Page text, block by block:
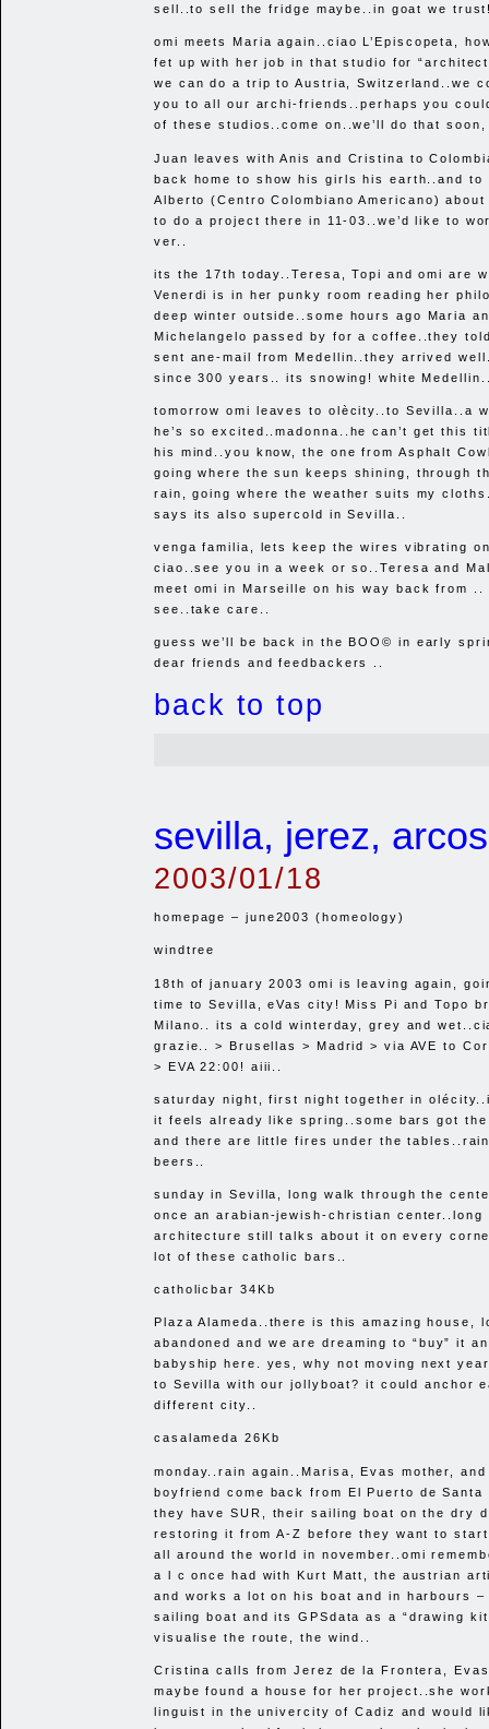
sell..to sell the fridge maybe..in goat we
omi meets Maria again..ciao L’Episcopeta,
fet up with her job in that studio for
we can do a trip to Austria, Switzerland..we
you to all our archi-friends..perhaps you
of these studios..come on..we’ll do that
Juan leaves with Anis and Cristina to
back home to show his girls his earth..and to
Alberto (Centro Colombiano Americano)
to do a project there in 11-03..we’d like to
ver..
its the 17th today..Teresa, Topi and omi are
Venerdi is in her punky room reading her
deep winter outside..some hours ago Maria
Michelangelo passed by for a coffee..they
sent ane-mail from Medellin..they arrived
since 300 years.. its snowing! white
tomorrow omi leaves to olècity..to Sevilla..a
he’s so excited..madonna..he can’t get this
his mind..you know, the one from Asphalt
going where the sun keeps shining, through
rain, going where the weather suits my
says its also supercold in Sevilla..
venga familia, lets keep the wires vibrating
ciao..see you in a week or so..Teresa and
meet omi in Marseille on his way back from ..
see..take care..
guess we’ll be back in the BOO© in early
dear friends and feedbackers ..
back to top
sevilla, jerez,
2003/01/18
homepage – june2003 (homeology)
windtree
18th of january 2003 omi is leaving again,
time to Sevilla, eVas city! Miss Pi and Topo
Milano.. its a cold winterday, grey and
grazie.. > Brusellas > Madrid > via AVE to
> EVA 22 :00! aiii..
saturday night, first night together in
it feels already like spring..some bars got
and there are little fires under the
beers..
sunday in Sevilla, long walk through the
once an arabian-jewish-christian center..long
architecture still talks about it on every
lot of these catholic bars..
catholicbar 34Kb
Plaza Alameda..there is this amazing house,
abandoned and we are dreaming to “buy” it
babyship here. yes, why not moving next
to Sevilla with our jollyboat? it could anchor
different city..
casalameda 26Kb
monday..rain again..Marisa, Evas mother,
boyfriend come back from El Puerto de Santa
they haveSUR
, their sailing boat on the dry
restoring it from A-Z before they want to
all around the world in november..omi
a l c once had with Kurt Matt, the austrian
and works a lot on his boat and in harbours
sailing boat and its GPSdata as a “drawing
visualise the route, the wind..
Cristina calls from Jerez de la Frontera,
maybe found a house for her project..she
linguist in the univercity of Cadiz and would